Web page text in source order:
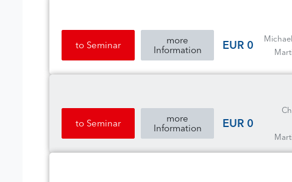
0 EUR
more
Information
to Seminar
0 EUR
more
Information
to Seminar